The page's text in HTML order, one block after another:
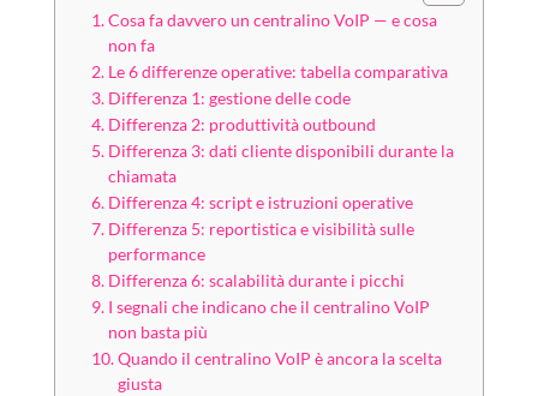
Cosa fa davvero un centralino VoIP — e cosa
non fa
Le 6 differenze operative: tabella comparativa
Differenza 1: gestione delle code
Differenza 2: produttività outbound
Differenza 3: dati cliente disponibili durante la
chiamata
Differenza 4: script e istruzioni operative
Differenza 5: reportistica e visibilità sulle
performance
Differenza 6: scalabilità durante i picchi
I segnali che indicano che il centralino VoIP
non basta più
Quando il centralino VoIP è ancora la scelta
giusta